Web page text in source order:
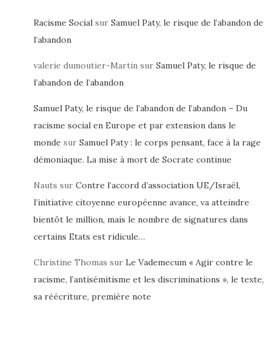
Racisme Social sur Samuel Paty, le risque de l’abandon de
l’abandon
valerie dumoutier-Martin sur Samuel Paty, le risque de
l’abandon de l’abandon
Samuel Paty, le risque de l’abandon de l’abandon – Du
racisme social en Europe et par extension dans le
monde sur Samuel Paty : le corps pensant, face à la rage
démoniaque. La mise à mort de Socrate continue
Nauts sur Contre l’accord d’association UE/Israël,
l’initiative citoyenne européenne avance, va atteindre
bientôt le million, mais le nombre de signatures dans
certains Etats est ridicule…
Christine Thomas sur Le Vademecum « Agir contre le
racisme, l’antisémitisme et les discriminations », le texte,
sa réécriture, première note